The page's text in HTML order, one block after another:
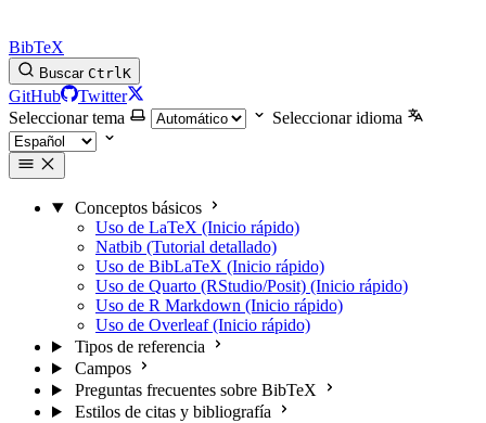
BibTeX
Buscar CtrlK
GitHub
Twitter
Seleccionar tema
Seleccionar idioma
Conceptos básicos
Uso de LaTeX (Inicio rápido)
Natbib (Tutorial detallado)
Uso de BibLaTeX (Inicio rápido)
Uso de Quarto (RStudio/Posit) (Inicio rápido)
Uso de R Markdown (Inicio rápido)
Uso de Overleaf (Inicio rápido)
Tipos de referencia
Campos
Preguntas frecuentes sobre BibTeX
Estilos de citas y bibliografía